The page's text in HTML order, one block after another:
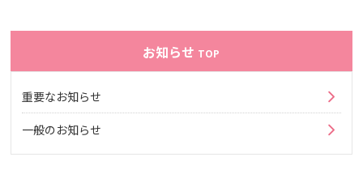
お知らせ TOP
重要なお知らせ
一般のお知らせ